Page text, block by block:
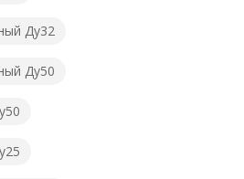
Ду32
Ду50